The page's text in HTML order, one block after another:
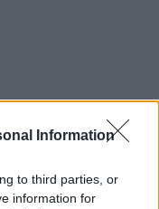
Information
to third parties, or
information for